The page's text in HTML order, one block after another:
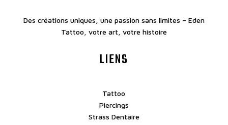
Des créations uniques, une passion sans limites – Eden
Tattoo, votre art, votre histoire
LIENS
Tattoo
Piercings
Strass Dentaire